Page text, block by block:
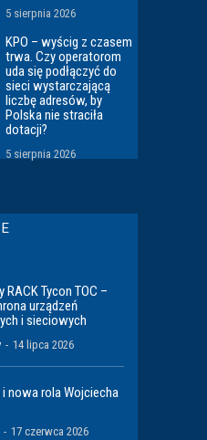
5 sierpnia 2026
KPO – wyścig z czasem
trwa. Czy operatorom
uda się podłączyć do
sieci wystarczającą
liczbę adresów, by
Polska nie straciła
dotacji?
5 sierpnia 2026
Tycon TOC –
urządzeń
i sieciowych
- 14 lipca 2026
nowa rola Wojciecha
- 17 czerwca 2026